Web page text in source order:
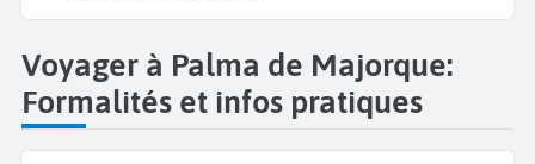
Voyager à Palma de Majorque:
Formalités et infos pratiques